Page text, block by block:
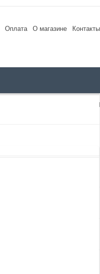
Оплата О магазине Контакты